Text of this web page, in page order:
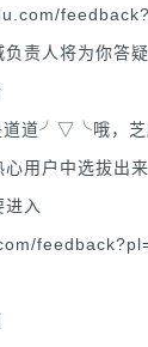
责人将为你答
道道╯▽╰哦，芝
用户中选拔出
入